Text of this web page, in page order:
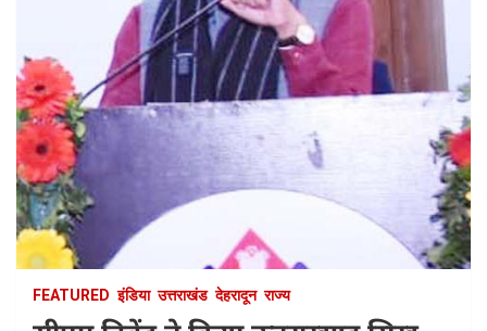
FEATURED इंडिया उत्तराखंड देहरादून राज्य